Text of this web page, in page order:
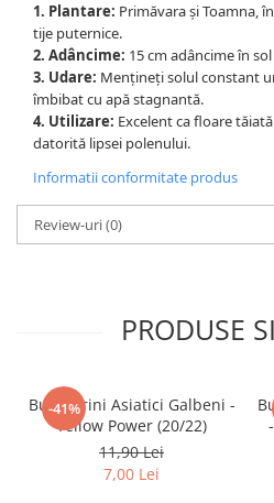
1. Plantare: Primăvara și Toamna,
tije puternice.
2. Adâncime: 15 cm adâncime în
3. Udare: Mențineți solul constant
îmbibat cu apă stagnantă.
4. Utilizare: Excelent ca floare
datorită lipsei polenului.
Informatii conformitate produs
Review-uri(0)
PRODUSE
-41%
Bulbi Crini Asiatici Galbeni -
Yellow Power (20/22)
11,90 Lei
7,00 Lei